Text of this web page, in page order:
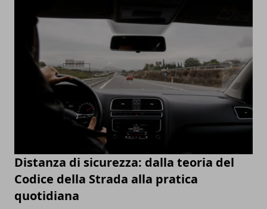
Distanza di sicurezza: dalla teoria del
Codice della Strada alla pratica
quotidiana